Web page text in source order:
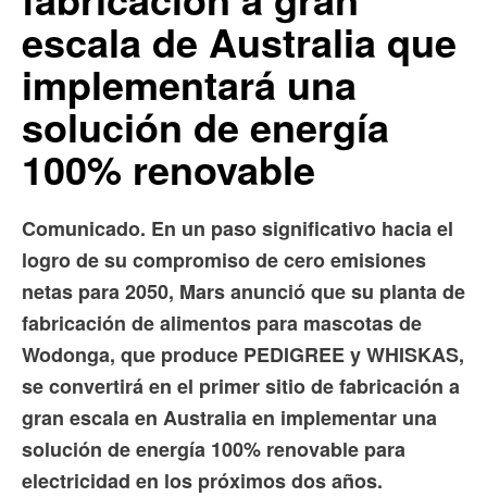
escala de Australia que
implementará una
solución de energía
100% renovable
Comunicado. En un paso significativo hacia el
logro de su compromiso de cero emisiones
netas para 2050, Mars anunció que su planta de
fabricación de alimentos para mascotas de
Wodonga, que produce PEDIGREE y WHISKAS,
se convertirá en el primer sitio de fabricación a
gran escala en Australia en implementar una
solución de energía 100% renovable para
electricidad en los próximos dos años.